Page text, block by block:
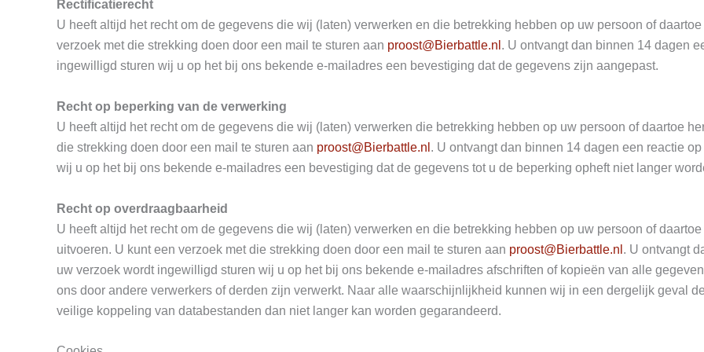
Rectificatierecht
U heeft altijd het recht om de gegevens die wij (laten) verwerken en die betrekking hebben op uw persoon of
verzoek met die strekking doen door een mail te sturen aan proost@Bierbattle.nl . U ontvangt dan binnen 14 dagen
ingewilligd sturen wij u op het bij ons bekende e-mailadres een bevestiging dat de gegevens zijn aangepast.
Recht op beperking van de verwerking
U heeft altijd het recht om de gegevens die wij (laten) verwerken die betrekking hebben op uw persoon of daartoe
die strekking doen door een mail te sturen aan proost@Bierbattle.nl . U ontvangt dan binnen 14 dagen een reactie
wij u op het bij ons bekende e-mailadres een bevestiging dat de gegevens tot u de beperking opheft niet langer
Recht op overdraagbaarheid
U heeft altijd het recht om de gegevens die wij (laten) verwerken en die betrekking hebben op uw persoon of
uitvoeren. U kunt een verzoek met die strekking doen door een mail te sturen aan proost@Bierbattle.nl . U ontvangt
uw verzoek wordt ingewilligd sturen wij u op het bij ons bekende e-mailadres afschriften of kopieën van alle
ons door andere verwerkers of derden zijn verwerkt. Naar alle waarschijnlijkheid kunnen wij in een dergelijk geval
veilige koppeling van databestanden dan niet langer kan worden gegarandeerd.